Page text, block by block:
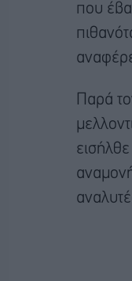
που
Παρά